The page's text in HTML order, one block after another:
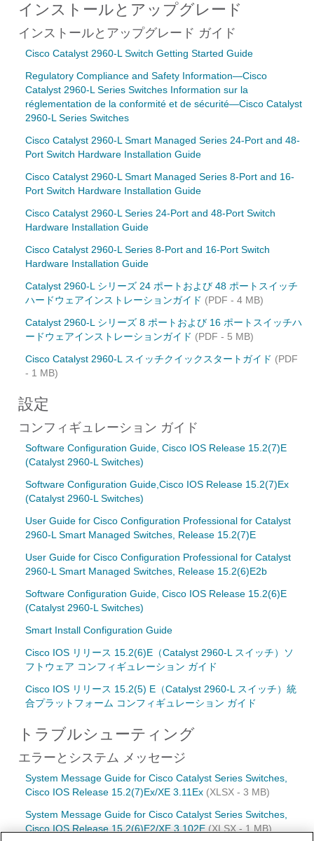
インストールとアップグレード
インストールとアップグレード ガイド
Cisco Catalyst 2960-L Switch Getting Started Guide
Regulatory Compliance and Safety Information—Cisco
Catalyst 2960-L Series Switches Information sur la
réglementation de la conformité et de sécurité—Cisco Catalyst
2960-L Series Switches
Cisco Catalyst 2960-L Smart Managed Series 24-Port and 48-
Port Switch Hardware Installation Guide
Cisco Catalyst 2960-L Smart Managed Series 8-Port and 16-
Port Switch Hardware Installation Guide
Cisco Catalyst 2960-L Series 24-Port and 48-Port Switch
Hardware Installation Guide
Cisco Catalyst 2960-L Series 8-Port and 16-Port Switch
Hardware Installation Guide
Catalyst 2960-L シリーズ 24 ポートおよび 48 ポートスイッチ
ハードウェアインストレーションガイド (PDF - 4 MB)
Catalyst 2960-L シリーズ 8 ポートおよび 16 ポートスイッチハ
ードウェアインストレーションガイド (PDF - 5 MB)
Cisco Catalyst 2960-L スイッチクイックスタートガイド (PDF
- 1 MB)
設定
コンフィギュレーション ガイド
Software Configuration Guide, Cisco IOS Release 15.2(7)E
(Catalyst 2960-L Switches)
Software Configuration Guide,Cisco IOS Release 15.2(7)Ex
(Catalyst 2960-L Switches)
User Guide for Cisco Configuration Professional for Catalyst
2960-L Smart Managed Switches, Release 15.2(7)E
User Guide for Cisco Configuration Professional for Catalyst
2960-L Smart Managed Switches, Release 15.2(6)E2b
Software Configuration Guide, Cisco IOS Release 15.2(6)E
(Catalyst 2960-L Switches)
Smart Install Configuration Guide
Cisco IOS リリース 15.2(6)E（Catalyst 2960-L スイッチ）ソ
フトウェア コンフィギュレーション ガイド
Cisco IOS リリース 15.2(5) E（Catalyst 2960-L スイッチ）統
合プラットフォーム コンフィギュレーション ガイド
トラブルシューティング
エラーとシステム メッセージ
System Message Guide for Cisco Catalyst Series Switches,
Cisco IOS Release 15.2(7)Ex/XE 3.11Ex (XLSX - 3 MB)
System Message Guide for Cisco Catalyst Series Switches,
Cisco IOS Release 15.2(6)E2/XE 3.102E (XLSX - 1 MB)